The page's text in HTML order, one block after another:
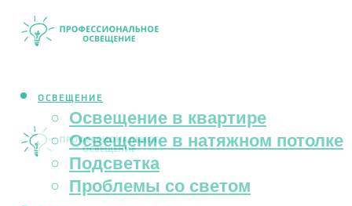
ОСВЕЩЕНИЕ
Освещение в квартире
Освещение в натяжном потолке
Подсветка
Проблемы со светом